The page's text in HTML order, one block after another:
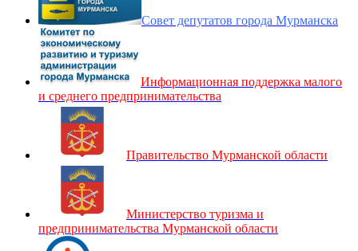
Совет депутатов города Мурманска
Информационная поддержка малого
и среднего предпринимательства
Правительство Мурманской области
Министерство туризма и
предпринимательства Мурманской области